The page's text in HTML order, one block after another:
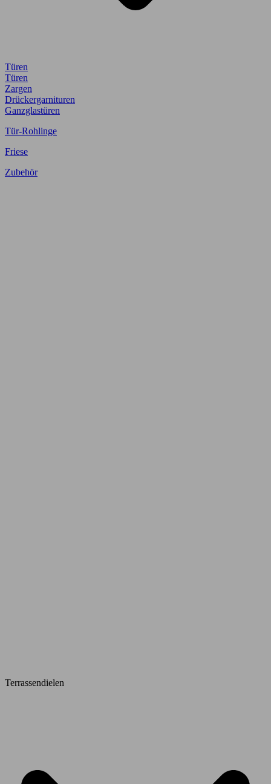
Türen
Türen
Zargen
Drückergarnituren
Ganzglastüren
Tür-Rohlinge
Friese
Zubehör
Terrassendielen